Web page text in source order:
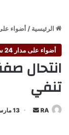
الرئيسية / أضواء على
أضواء على مدار 24 ساعة
انتحال
تنفي
RA
أرسل 13 مارس، 2020